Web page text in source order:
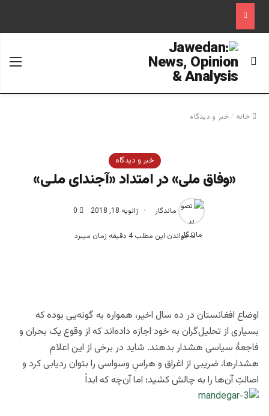
جستجو برای
خانه /خبر و دیدگاه
خبر و دیدگاه
«وفاق ملی» در امتداد «آجندای ملـی»
ماندگار ژانویه 18, 2018 0
خواندن این مطلب 4 دقیقه زمان میبرد
اوضاع افغانستان در ده سال اخیر، همواره به گونه‌یی بوده که
بسیاری‌ از تحلیل‌گران به خود اجازه داده‌اند که از وقوع یک بحران و
فاجعۀ سیاسی هشدار بدهند. شاید در برخی از این اعلامِ
هشدارها، ضریبی از اغراق و هراسِ وسواسی را بتوان ردیابی کرد و
اصالتِ آن‌ها را به چالش کشید؛ اما آن‌چه که ابداً